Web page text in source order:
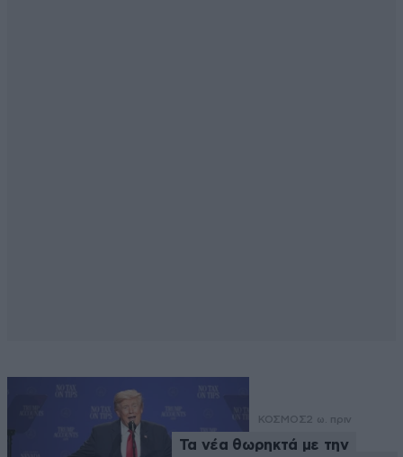
ΚΟΣΜΟΣ2 ω. πριν
Τα νέα θωρηκτά με την